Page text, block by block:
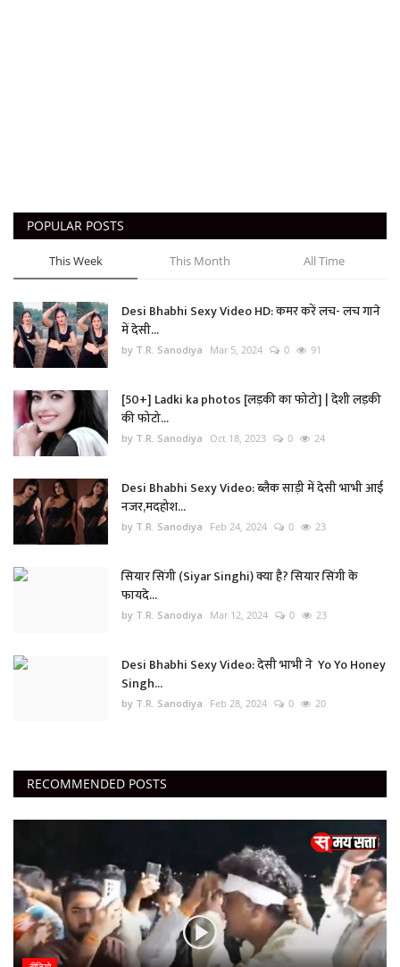
POPULAR POSTS
This Week This Month All Time
Desi Bhabhi Sexy Video HD: कमर करें लच- लच गाने
में देसी...
by T.R. Sanodiya Mar 5, 2024 0 91
[50+] Ladki ka photos [लड़की का फोटो] | देशी लड़की
की फोटो...
by T.R. Sanodiya Oct 18, 2023 0 24
Desi Bhabhi Sexy Video: ब्लैक साड़ी में देसी भाभी आई
नजर,मदहोश...
by T.R. Sanodiya Feb 24, 2024 0 23
सियार सिंगी (Siyar Singhi) क्या है? सियार सिंगी के
फायदे...
by T.R. Sanodiya Mar 12, 2024 0 23
Desi Bhabhi Sexy Video: देसी भाभी ने Yo Yo Honey
Singh...
by T.R. Sanodiya Feb 28, 2024 0 20
RECOMMENDED POSTS